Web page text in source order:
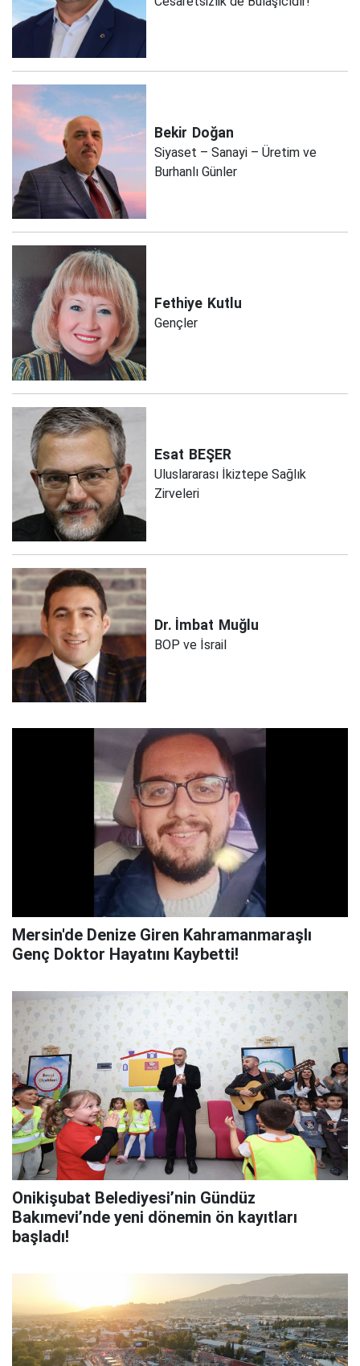
Bekir Doğan
Siyaset – Sanayi – Üretim ve
Burhanlı Günler
Fethiye Kutlu
Gençler
Esat BEŞER
Uluslararası İkiztepe Sağlık
Zirveleri
Dr. İmbat Muğlu
BOP ve İsrail
Mersin'de Denize Giren Kahramanmaraşlı
Genç Doktor Hayatını Kaybetti!
Onikişubat Belediyesi’nin Gündüz
Bakımevi’nde yeni dönemin ön kayıtları
başladı!